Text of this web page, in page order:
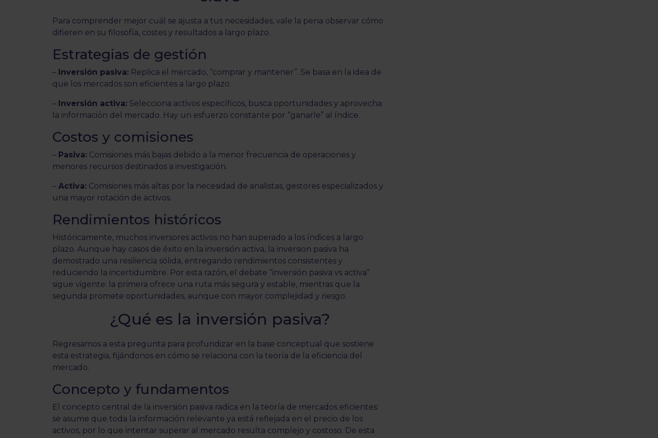
Para comprender mejor cuál se ajusta a tus necesidades, vale la pena observar cómo
difieren en su filosofía, costes y resultados a largo plazo.
Estrategias de gestión
– Inversión pasiva: Replica el mercado, “comprar y mantener”. Se basa en la idea de
que los mercados son eficientes a largo plazo.
– Inversión activa: Selecciona activos específicos, busca oportunidades y aprovecha
la información del mercado. Hay un esfuerzo constante por “ganarle” al índice.
Costos y comisiones
– Pasiva: Comisiones más bajas debido a la menor frecuencia de operaciones y
menores recursos destinados a investigación.
– Activa: Comisiones más altas por la necesidad de analistas, gestores especializados y
una mayor rotación de activos.
Rendimientos históricos
Históricamente, muchos inversores activos no han superado a los índices a largo
plazo. Aunque hay casos de éxito en la inversión activa, la inversion pasiva ha
demostrado una resiliencia sólida, entregando rendimientos consistentes y
reduciendo la incertidumbre. Por esta razón, el debate “inversión pasiva vs activa”
sigue vigente: la primera ofrece una ruta más segura y estable, mientras que la
segunda promete oportunidades, aunque con mayor complejidad y riesgo.
¿Qué es la inversión pasiva?
Regresamos a esta pregunta para profundizar en la base conceptual que sostiene
esta estrategia, fijándonos en cómo se relaciona con la teoría de la eficiencia del
mercado.
Concepto y fundamentos
El concepto central de la inversión pasiva radica en la teoría de mercados eficientes:
se asume que toda la información relevante ya está reflejada en el precio de los
activos, por lo que intentar superar al mercado resulta complejo y costoso. De esta